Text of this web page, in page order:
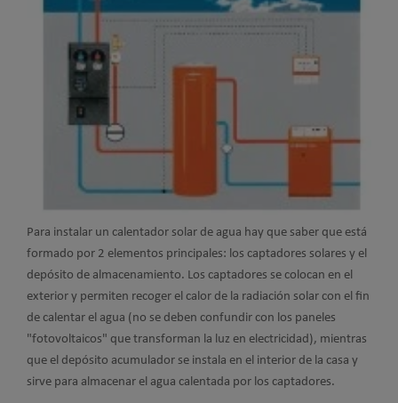
Para instalar un calentador solar de agua hay que saber que está
formado por 2 elementos principales: los captadores solares y el
depósito de almacenamiento. Los captadores se colocan en el
exterior y permiten recoger el calor de la radiación solar con el fin
de calentar el agua (no se deben confundir con los paneles
"fotovoltaicos" que transforman la luz en electricidad), mientras
que el depósito acumulador se instala en el interior de la casa y
sirve para almacenar el agua calentada por los captadores.